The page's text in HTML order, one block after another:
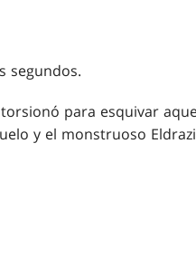
segundos.
para esquivar
y el monstruoso